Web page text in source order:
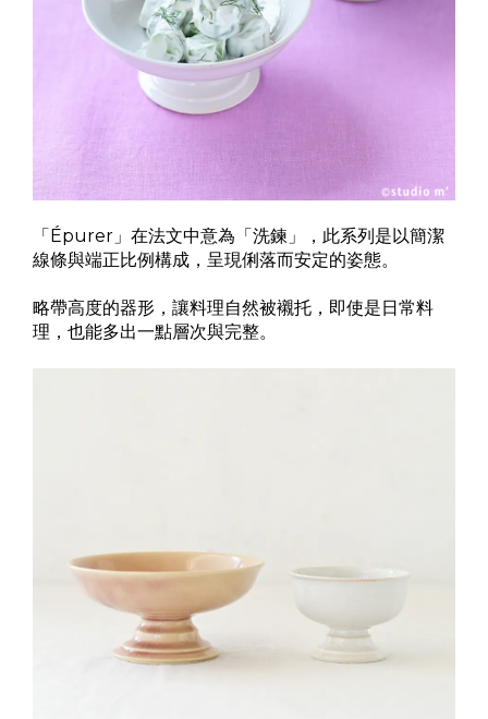
「Épurer」在法文中意為「洗鍊」，此系列是以簡潔
線條與端正比例構成，呈現俐落而安定的姿態。
略帶高度的器形，讓料理自然被襯托，即使是日常料
理，也能多出一點層次與完整。